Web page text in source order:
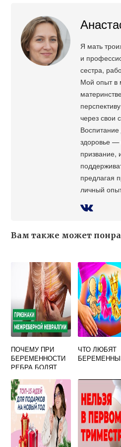
Я мать
и
сестра,
Мой опыт в
через свои
здоровье —
призвание,
предлагая
личный
Вам также может
ПОЧЕМУ ПРИ
БЕРЕМЕННОСТИ
РЕБРА БОЛЯТ
ЧТО ЛЮБЯТ